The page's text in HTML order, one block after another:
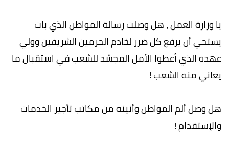
يا وزارة العمل ، هل وصلت رسالة المواطن الذي بات
يستحي أن يرفع كل ضرر لخادم الحرمين الشريفين وولي
عهده الذي أعطوا الأمل المجسّد للشعب في استقبال ما
يعاني منه الشعب !
هل وصل ألم المواطن وأنينه من مكاتب تأجير الخدمات
والإستقدام !